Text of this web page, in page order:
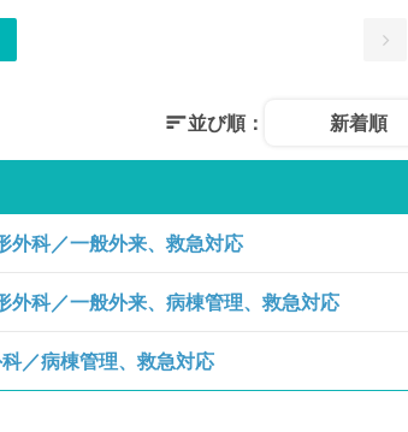
並び順： 新着順
外科／一般外来、救急対応
外科／一般外来、病棟管理、救急対応
／病棟管理、救急対応